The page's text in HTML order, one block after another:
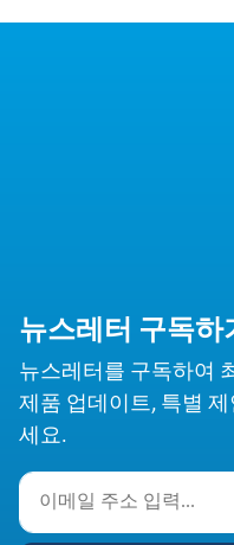
뉴스레터 구독하
뉴스레터를 구독하여
제품 업데이트, 특별
세요.